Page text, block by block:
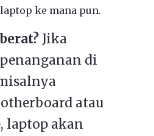
ke mana pun.
Jika
di
atau
laptop akan